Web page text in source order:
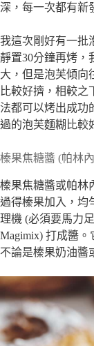
深，每一次都有新
我這次剛好有一批
靜置30分鐘再烤，
大，但是泡芙傾向
比較好擠，相較之
法都可以烤出成功
過的泡芙麵糊比較
榛果焦糖醬 (帕林
榛果焦糖醬或帕林
過得榛果加入，均
理機 (必須要馬力
Magimix) 打成醬。
不論是榛果奶油醬